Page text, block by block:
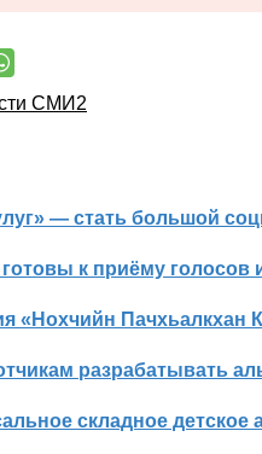
СМИ2
— стать большой
к приёму голосов
«Нохчийн Пачхьалкхан
разрабатывать
складное детское